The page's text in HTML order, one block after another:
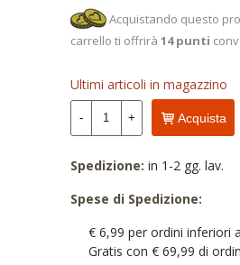
Acquistando questo
carrello ti offrirà 14punti
Ultimi articoli in magazzino
- + Acquista
Spedizione: in 1-2 gg. lav.
Spese di Spedizione:
€ 6,99 per ordini inferiori
Gratis con € 69,99 di